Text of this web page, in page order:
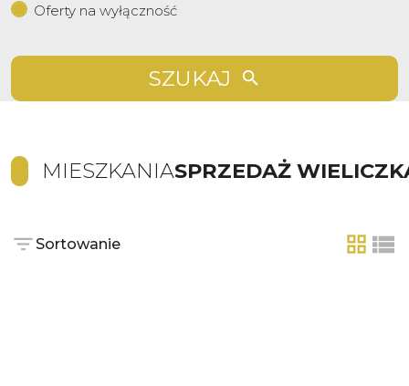
Oferty na wyłączność
SZUKAJ
MIESZKANIASPRZEDAŻ
Sortowanie
tabela